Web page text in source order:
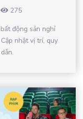
275
động sản nghỉ
nhật vị trí, quy